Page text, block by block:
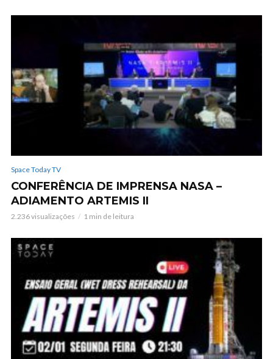
Space Today TV
CONFERÊNCIA DE IMPRENSA NASA –
ADIAMENTO ARTEMIS II
2.236 visualizações 1 min de leitura